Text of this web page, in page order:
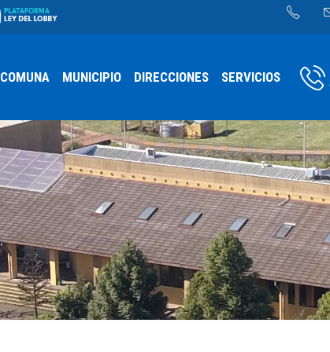
COMUNA MUNICIPIO DIRECCIONES SERVICIOS